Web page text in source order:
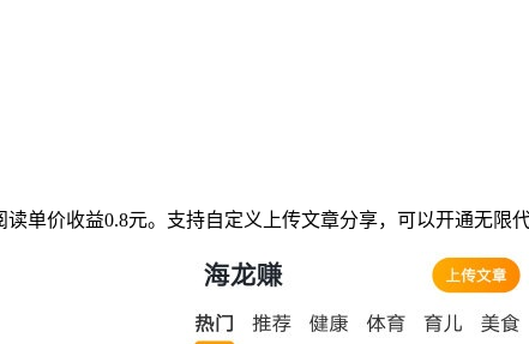
单价收益0.8元。支持自定义上传文章分享，可以开通无限